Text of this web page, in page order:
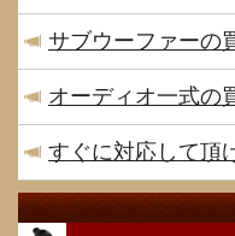
サブウーファーの
オーディオ一式の
すぐに対応して頂